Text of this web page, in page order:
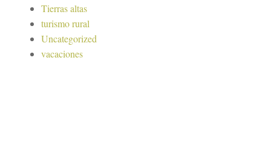
Tierras altas
turismo rural
Uncategorized
vacaciones